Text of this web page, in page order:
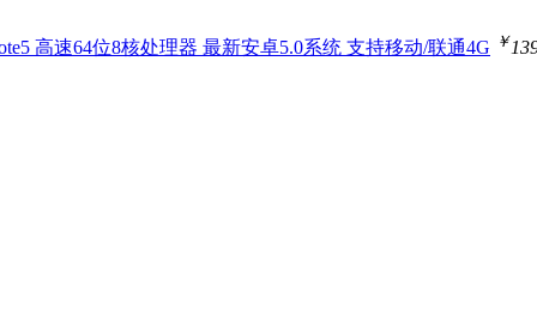
高速64位8核处理器 最新安卓5.0系统 支持移动/联通4G ￥